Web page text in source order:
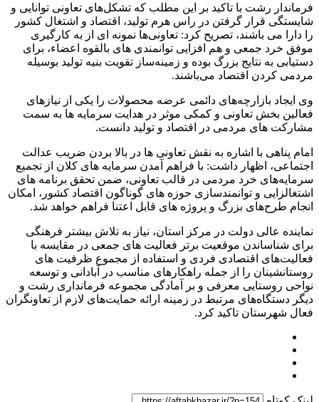
فرماندار رشت با تاکید بر این مطلب که تشکل‌های تعاونی توانایی و
شایستگی قرار گرفتن در راس هرم تولید، اقتصاد و اشتغال کشور
را دارا می باشند، تصریح کرد: تعاونی‌ها نمونه ای از به کارگیری
موفق خرد جمعی و هم افزایی توانمندی های بالقوه‌ اعضاء، برای
دستیابی به نتایج بزرگ بوده و زمینه‌ساز تقویت بنیه تولید بوسیله
مردمی کردن اقتصاد می‌باشند.
وی ایجاد بازارچه‌های دائمی عرضه محصولات را یکی از نیازهای
فعالین بخش تعاونی و کمکی موثر در هدایت سرمایه ها به سمت
مشارکت های مردمی در اقتصاد و تولید دانست.
امام پناهی با اشاره به نقش تعاونی ها در بالا بردن ضریب عدالت
اجتماعی، اظهار داشت: با فراهم آمدن سرمایه های کلان از تجمیع
سرمایه‌های خرد مردمی در قالب تعاونی، ضمن تحقق برنامه های
اشتغالزایی و توانمندسازی حوزه های گوناگون اقتصاد کشور، امکان
انجام طرح‌های بزرگ و پروژه های قابل اعتنا فراهم خواهد شد.
نماینده عالی دولت در مرکز استان، نیاز به تلاش بیشتر فرهنگی
برای شناساندن موقعیت برتر فعالیت های جمعی در مقایسه با
فعالیت‌های اقتصادی فردی و استفاده از مجموع ظرفیت های
روستانشینان را از جمله راهکارهای مناسب در آبادانی و توسعه
نواحی روستایی معرفی و بر آمادگی مجموعه فرمانداری رشت و
دیگر دستگاه‌های مرتبط در زمینه ارائه حمایت‌های لازم از تعاونگران
فعال شهرستان تاکید کرد.